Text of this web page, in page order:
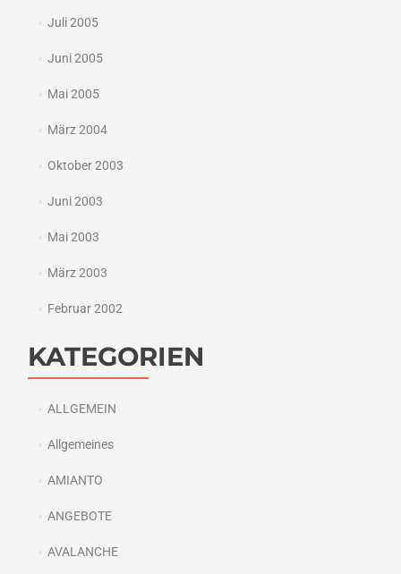
Juli 2005
Juni 2005
Mai 2005
März 2004
Oktober 2003
Juni 2003
Mai 2003
März 2003
Februar 2002
KATEGORIEN
ALLGEMEIN
Allgemeines
AMIANTO
ANGEBOTE
AVALANCHE